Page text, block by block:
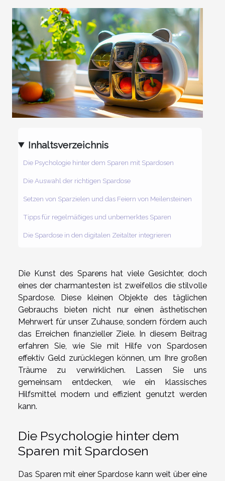
Inhaltsverzeichnis
Die Psychologie hinter dem Sparen mit Spardosen
Die Auswahl der richtigen Spardose
Setzen von Sparzielen und das Feiern von Meilensteinen
Tipps für regelmäßiges und unbemerktes Sparen
Die Spardose in den digitalen Zeitalter integrieren
Die Kunst des Sparens hat viele Gesichter, doch
eines der charmantesten ist zweifellos die stilvolle
Spardose. Diese kleinen Objekte des täglichen
Gebrauchs bieten nicht nur einen ästhetischen
Mehrwert für unser Zuhause, sondern fördern auch
das Erreichen finanzieller Ziele. In diesem Beitrag
erfahren Sie, wie Sie mit Hilfe von Spardosen
effektiv Geld zurücklegen können, um Ihre großen
Träume zu verwirklichen. Lassen Sie uns
gemeinsam entdecken, wie ein klassisches
Hilfsmittel modern und effizient genutzt werden
kann.
Die Psychologie hinter dem
Sparen mit Spardosen
Das Sparen mit einer Spardose kann weit über eine